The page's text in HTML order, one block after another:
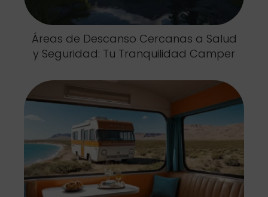
Áreas de Descanso Cercanas a Salud
y Seguridad: Tu Tranquilidad Camper